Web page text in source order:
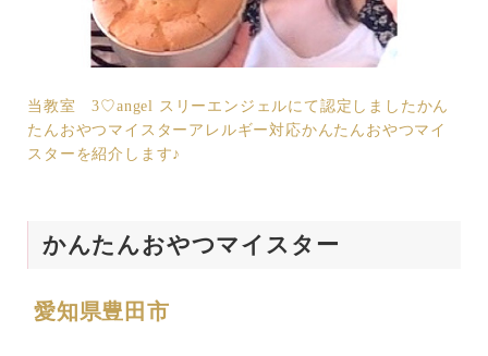
当教室 3♡angel スリーエンジェルにて認定しましたかん
たんおやつマイスターアレルギー対応かんたんおやつマイ
スターを紹介します♪
かんたんおやつマイスター
愛知県豊田市